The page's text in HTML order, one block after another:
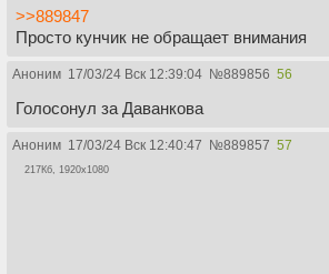
>>889847
Просто кунчик не обращает внимания
Аноним 17/03/24 Вск 12:39:04 №889856 56
Голосонул за Даванкова
Аноним 17/03/24 Вск 12:40:47 №889857 57
217Кб, 1920x1080